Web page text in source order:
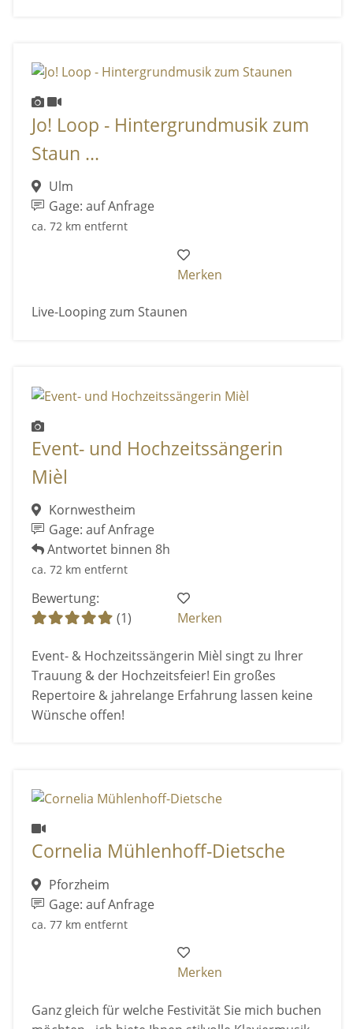
Jo! Loop - Hintergrundmusik zum
Staun ...
Ulm
Gage: auf Anfrage
ca. 72 km entfernt
Merken
Live-Looping zum Staunen
Event- und Hochzeitssängerin
Mièl
Kornwestheim
Gage: auf Anfrage
Antwortet binnen 8h
ca. 72 km entfernt
Bewertung:
(1)
Merken
Event- & Hochzeitssängerin Mièl singt zu Ihrer
Trauung & der Hochzeitsfeier! Ein großes
Repertoire & jahrelange Erfahrung lassen keine
Wünsche offen!
Cornelia Mühlenhoff-Dietsche
Pforzheim
Gage: auf Anfrage
ca. 77 km entfernt
Merken
Ganz gleich für welche Festivität Sie mich buchen